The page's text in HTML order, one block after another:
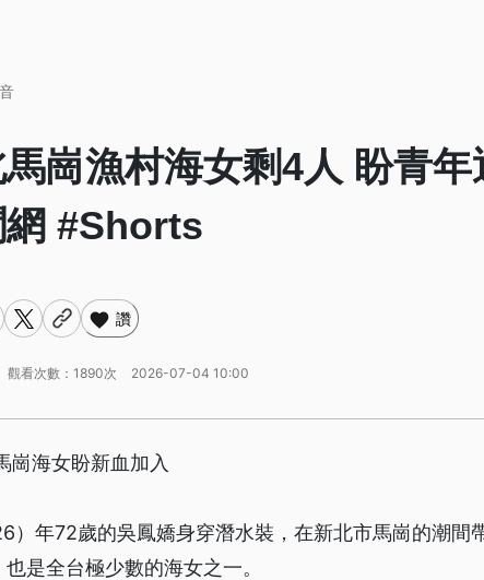
崗漁村海女剩4人 盼青
網 #Shorts
讚
觀看次數：1890次 2026-07-04 10:00
崗海女盼新血加入
）年72歲的吳鳳嬌身穿潛水裝，在新北市馬崗的潮間
是全台極少數的海女之一。